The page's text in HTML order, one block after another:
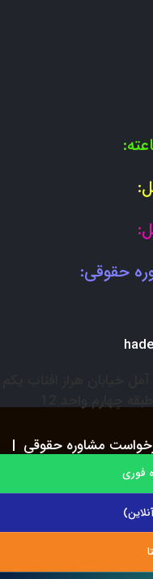
حقوقی:
مشاوره حقوقی |
حقوق مادی و معنوی سایت
محفوظ می باشد.
فوری